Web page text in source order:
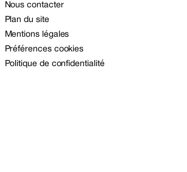
Nous contacter
Plan du site
Mentions légales
Préférences cookies
Politique de confidentialité